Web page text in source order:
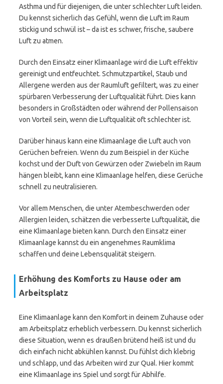
Asthma und für diejenigen, die unter schlechter Luft leiden.
Du kennst sicherlich das Gefühl, wenn die Luft im Raum
stickig und schwül ist – da ist es schwer, frische, saubere
Luft zu atmen.
Durch den Einsatz einer Klimaanlage wird die Luft effektiv
gereinigt und entfeuchtet. Schmutzpartikel, Staub und
Allergene werden aus der Raumluft gefiltert, was zu einer
spürbaren Verbesserung der Luftqualität führt. Dies kann
besonders in Großstädten oder während der Pollensaison
von Vorteil sein, wenn die Luftqualität oft schlechter ist.
Darüber hinaus kann eine Klimaanlage die Luft auch von
Gerüchen befreien. Wenn du zum Beispiel in der Küche
kochst und der Duft von Gewürzen oder Zwiebeln im Raum
hängen bleibt, kann eine Klimaanlage helfen, diese Gerüche
schnell zu neutralisieren.
Vor allem Menschen, die unter Atembeschwerden oder
Allergien leiden, schätzen die verbesserte Luftqualität, die
eine Klimaanlage bieten kann. Durch den Einsatz einer
Klimaanlage kannst du ein angenehmes Raumklima
schaffen und deine Lebensqualität steigern.
Erhöhung des Komforts zu Hause oder am
Arbeitsplatz
Eine Klimaanlage kann den Komfort in deinem Zuhause oder
am Arbeitsplatz erheblich verbessern. Du kennst sicherlich
diese Situation, wenn es draußen brütend heiß ist und du
dich einfach nicht abkühlen kannst. Du fühlst dich klebrig
und schlapp, und das Arbeiten wird zur Qual. Hier kommt
eine Klimaanlage ins Spiel und sorgt für Abhilfe.